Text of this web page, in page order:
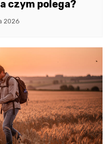
czym polega?
2026